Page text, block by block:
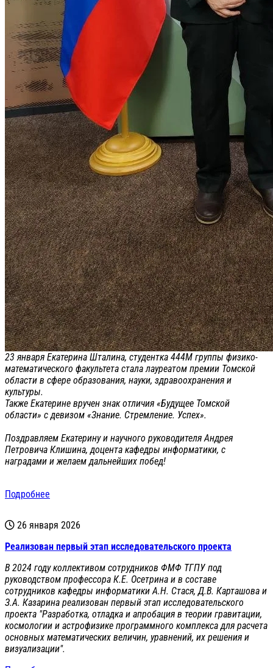
23 января Екатерина Шталина, студентка 444М группы физико-
математического факультета стала лауреатом премии Томской
области в сфере образования, науки, здравоохранения и
культуры.
Также Екатерине вручен знак отличия «Будущее Томской
области» с девизом «Знание. Стремление. Успех».
Поздравляем Екатерину и научного руководителя Андрея
Петровича Клишина, доцента кафедры информатики, с
наградами и желаем дальнейших побед!
Подробнее
26 января 2026
Реализован первый этап исследовательского проекта
В 2024 году коллективом сотрудников ФМФ ТГПУ под
руководством профессора К.Е. Осетрина и в составе
сотрудников кафедры информатики А.Н. Стася, Д.В. Карташова и
З.А. Казарина реализован первый этап исследовательского
проекта "Разработка, отладка и апробация в теории гравитации,
космологии и астрофизике программного комплекса для расчета
основных математических величин, уравнений, их решения и
визуализации".